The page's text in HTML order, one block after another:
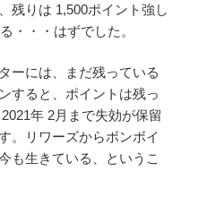
残りは 1,500ポイント強し
・・・はずでした。
ーには、まだ残っている
すると、ポイントは残っ
年 2月まで失効が保留
。リワーズからボンボイ
も生きている、というこ